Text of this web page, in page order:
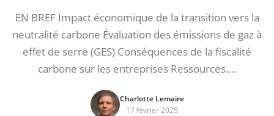
EN BREF Impact économique de la transition vers la
neutralité carbone Évaluation des émissions de gaz à
effet de serre (GES) Conséquences de la fiscalité
carbone sur les entreprises Ressources….
Charlotte Lemaire
17 février 2025